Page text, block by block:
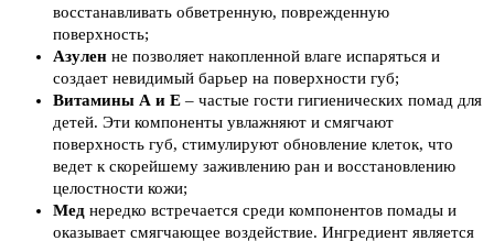
восстанавливать обветренную, поврежденную
поверхность;
Азулен не позволяет накопленной влаге испаряться и
создает невидимый барьер на поверхности губ;
Витамины А и Е – частые гости гигиенических помад для
детей. Эти компоненты увлажняют и смягчают
поверхность губ, стимулируют обновление клеток, что
ведет к скорейшему заживлению ран и восстановлению
целостности кожи;
Мед нередко встречается среди компонентов помады и
оказывает смягчающее воздействие. Ингредиент является